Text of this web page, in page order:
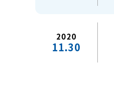
2020
11.30